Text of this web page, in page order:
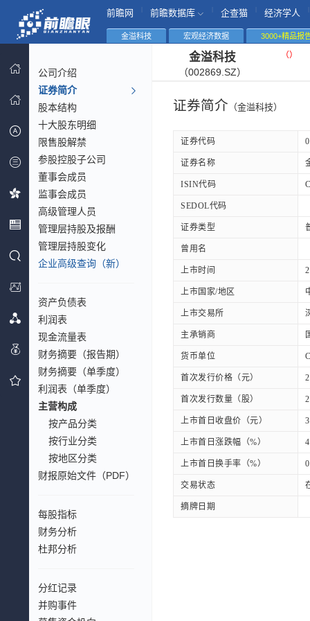
前瞻网 前瞻数据库 企查猫 经济学人
金溢科技 宏观经济数据 3000+精品报
公司介绍
证券简介
股本结构
十大股东明细
限售股解禁
参股控股子公司
董事会成员
监事会成员
高级管理人员
管理层持股及报酬
管理层持股变化
企业高级查询（新）
资产负债表
利润表
现金流量表
财务摘要（报告期）
财务摘要（单季度）
利润表（单季度）
主营构成
按产品分类
按行业分类
按地区分类
财报原始文件（PDF）
每股指标
财务分析
杜邦分析
分红记录
并购事件
金溢科技
（002869.SZ）
（）
证券简介 （金溢科技）
证券代码
证券名称
ISIN代码
SEDOL代码
证券类型
曾用名
上市时间
上市国家/地区
上市交易所
主承销商
货币单位
首次发行价格（元）
首次发行数量（股）
上市首日收盘价（元）
上市首日涨跌幅（%）
上市首日换手率（%）
交易状态
摘牌日期